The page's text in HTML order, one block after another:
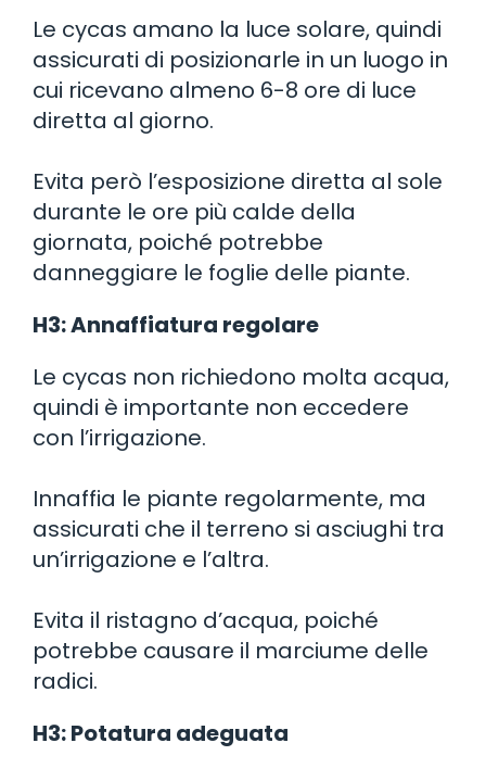
Le cycas amano la luce solare, quindi
assicurati di posizionarle in un luogo in
cui ricevano almeno 6-8 ore di luce
diretta al giorno.
Evita però l’esposizione diretta al sole
durante le ore più calde della
giornata, poiché potrebbe
danneggiare le foglie delle piante.
H3: Annaffiatura regolare
Le cycas non richiedono molta acqua,
quindi è importante non eccedere
con l’irrigazione.
Innaffia le piante regolarmente, ma
assicurati che il terreno si asciughi tra
un’irrigazione e l’altra.
Evita il ristagno d’acqua, poiché
potrebbe causare il marciume delle
radici.
H3: Potatura adeguata